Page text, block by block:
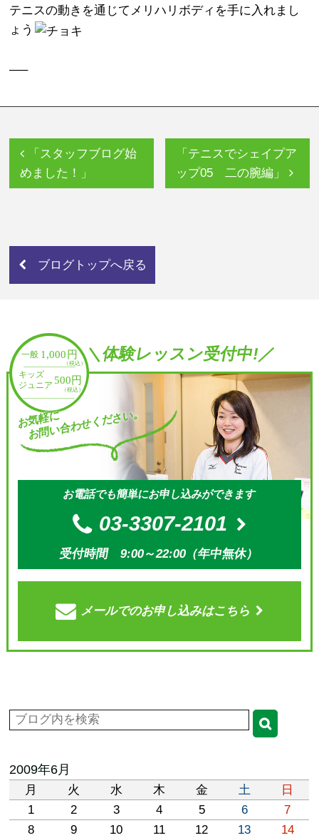
テニスの動きを通じてメリハリボディを手に入れまし
ょう
—–
「テニスでシェイプア
ップ05 二の腕編」
「スタッフブログ始
めました！」
ブログトップへ戻る
＼体験レッスン受付中!／
お気軽に
お問い合わせください。
お電話でも簡単にお申し込みができます
03-3307-2101
受付時間 9:00～22:00（年中無休）
メールでのお申し込みはこちら
2009年6月
月 火 水 木 金 土
日
1
2 3 4 5 6
7
8
9 10 11 12 13
14